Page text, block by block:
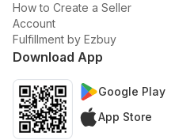
How to Create a Seller
Account
Fulfillment by Ezbuy
Download App
Google Play
App Store